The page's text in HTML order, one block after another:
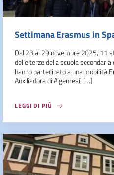
Settimana Erasmus in
Dal 23 al 29 novembre 2025, 11
delle terze della scuola secondaria
hanno partecipato a una mobilità
Auxiliadora di Algemesí, […]
LEGGI DI PIÙ